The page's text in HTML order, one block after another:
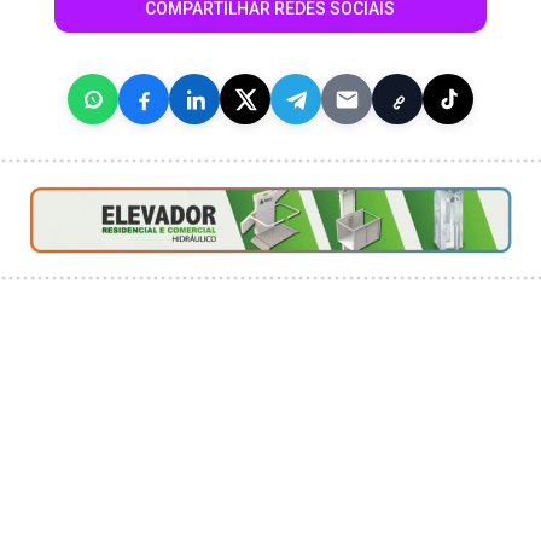
COMPARTILHAR REDES SOCIAIS